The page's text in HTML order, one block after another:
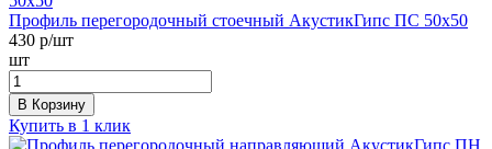
Профиль перегородочный стоечный АкустикГипс ПС 50х50
430 р/шт
шт
В Корзину
Купить в 1 клик